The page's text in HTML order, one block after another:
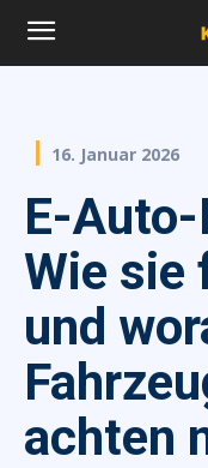
16. Januar 2026
E-
Wie sie
und
achten